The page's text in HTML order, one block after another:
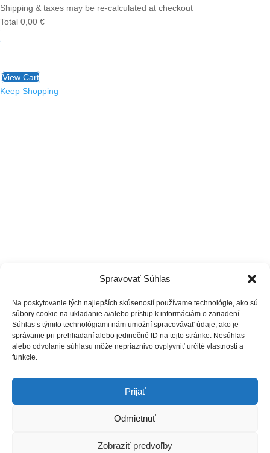
Spravovať Súhlas
Na poskytovanie tých najlepších skúseností používame technológie, ako sú
súbory cookie na ukladanie a/alebo prístup k informáciám o zariadení.
Súhlas s týmito technológiami nám umožní spracovávať údaje, ako je
správanie pri prehliadaní alebo jedinečné ID na tejto stránke. Nesúhlas
alebo odvolanie súhlasu môže nepriaznivo ovplyvniť určité vlastnosti a
funkcie.
Prijať
Odmietnuť
Zobraziť predvoľby
Shipping & taxes may be re-calculated at checkout
Total 0,00 €
View Cart
Keep Shopping